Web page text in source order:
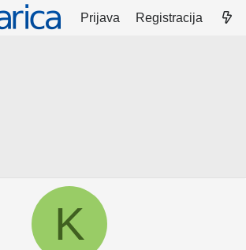
Prijava Registracija
K